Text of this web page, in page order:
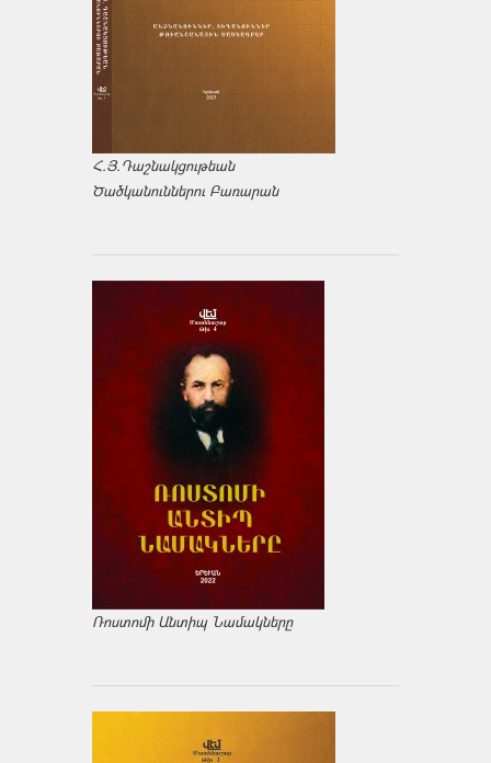
Հ.Յ.Դաշնակցութեան
Ծածկանուններու Բառարան
Ռոստոմի Անտիպ Նամակները